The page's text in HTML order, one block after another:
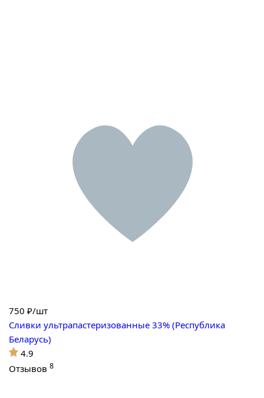
750 ₽/шт
Сливки ультрапастеризованные 33% (Республика
Беларусь)
4.9
Отзывов 8